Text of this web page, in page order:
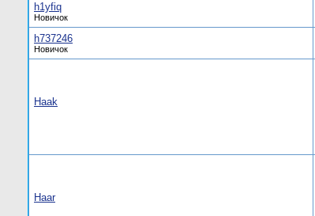
h1yfiq
Новичок
h737246
Новичок
Haak
Haar